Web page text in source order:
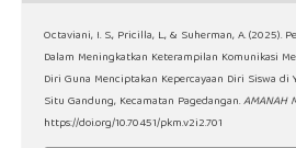
Octaviani, I. S., Pricilla, L., & Suherman, A. (2025).
Dalam Meningkatkan Keterampilan Komunikasi
Diri Guna Menciptakan Kepercayaan Diri Siswa di
Situ Gandung, Kecamatan Pagedangan.AMANAH
https://doi.org/10.70451/pkm.v2i2.701